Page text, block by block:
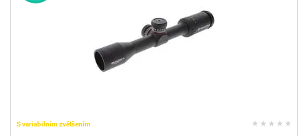
S variabilním zvětšením